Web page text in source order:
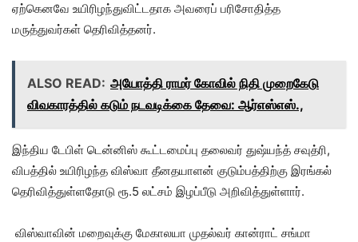
ஏற்கெனவே உயிரிழந்துவிட்டதாக அவரைப் பரிசோதித்த
மருத்துவர்கள் தெரிவித்தனர்.
ALSO READ: அயோத்தி ராமர் கோவில் நிதி முறைகேடு
விவகாரத்தில் கடும் நடவடிக்கை தேவை: ஆர்எஸ்எஸ்.,
இந்திய டேபிள் டென்னிஸ் கூட்டமைப்பு தலைவர் துஷ்யந்த் சவுத்ரி,
விபத்தில் உயிரிழந்த விஸ்வா தீனதயாளன் குடும்பத்திற்கு இரங்கல்
தெரிவித்துள்ளதோடு ரூ.5 லட்சம் இழப்பீடு அறிவித்துள்ளார்.
விஸ்வாவின் மறைவுக்கு மேகாலயா முதல்வர் கான்ராட் சங்மா